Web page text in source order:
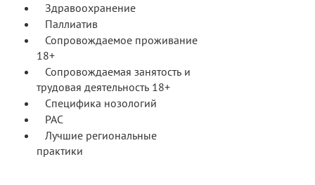
Здравоохранение
Паллиатив
Сопровождаемое проживание
18+
Сопровождаемая занятость и
трудовая деятельность 18+
Специфика нозологий
РАС
Лучшие региональные
практики